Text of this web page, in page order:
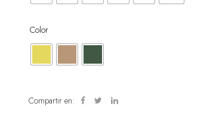
Color
Compartir en: